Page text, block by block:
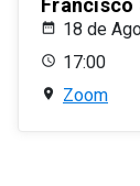
Francisco
18 de
17:00
Zoom